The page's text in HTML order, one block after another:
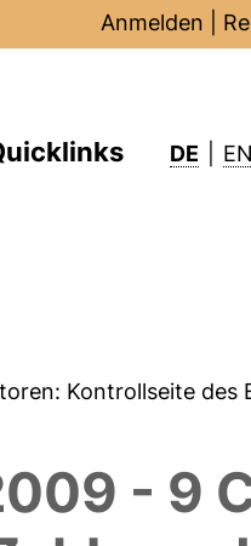
Anmelden
DE EN
Kontrollseite des
- 9